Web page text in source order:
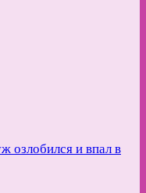
озлобился и впал в